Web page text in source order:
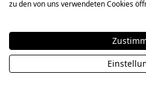
Sehr schöne Ringe wie
Bewertung vonBob 26.
Wir haben hier schnell
zu den von uns verwendeten Cookies